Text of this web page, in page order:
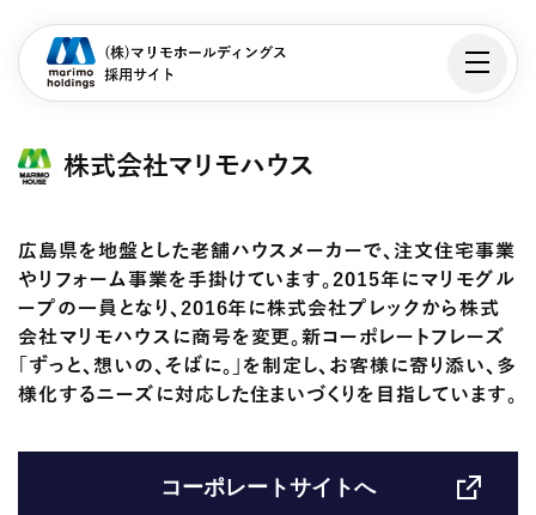
株式会社マリモハウス
広島県を地盤とした老舗ハウスメーカーで、注文住宅事業
やリフォーム事業を手掛けています。2015年にマリモグル
ープの一員となり、2016年に株式会社プレックから株式
会社マリモハウスに商号を変更。新コーポレートフレーズ
「ずっと、想いの、そばに。」を制定し、お客様に寄り添い、多
様化するニーズに対応した住まいづくりを目指しています。
コーポレートサイトへ